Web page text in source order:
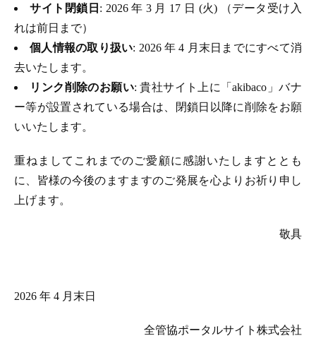
サイト閉鎖日 : 2026 年 3 月 17 日 (火) （データ受け入
れは前日まで）
個人情報の取り扱い: 2026 年 4 月末日までにすべて消
去いたします。
リンク削除のお願い: 貴社サイト上に「akibaco」バナ
ー等が設置されている場合は、閉鎖日以降に削除をお願
いいたします。
重ねましてこれまでのご愛顧に感謝いたしますととも
に、皆様の今後のますますのご発展を心よりお祈り申し
上げます。
敬具
2026 年 4 月末日
全管協ポータルサイト株式会社